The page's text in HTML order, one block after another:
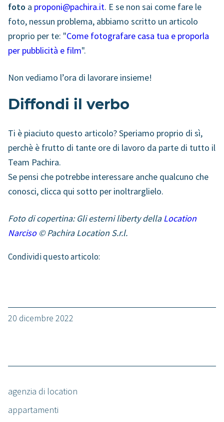
20 dicembre 2022
agenzia di location
appartamenti
foto a proponi@pachira.it. E se non sai come fare le
foto, nessun problema, abbiamo scritto un articolo
proprio per te: "Come fotografare casa tua e proporla
per pubblicità e film".
Non vediamo l’ora di lavorare insieme!
Diffondi il verbo
Ti è piaciuto questo articolo? Speriamo proprio di sì,
perchè è frutto di tante ore di lavoro da parte di tutto il
Team Pachira.
Se pensi che potrebbe interessare anche qualcuno che
conosci, clicca qui sotto per inoltrarglielo.
Foto di copertina: Gli esterni liberty dellaLocation
Narciso© Pachira Location S.r.l.
Condividi questo articolo: